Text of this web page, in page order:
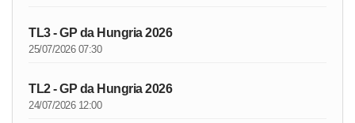
TL3 - GP da Hungria 2026
25/07/2026 07:30
TL2 - GP da Hungria 2026
24/07/2026 12:00